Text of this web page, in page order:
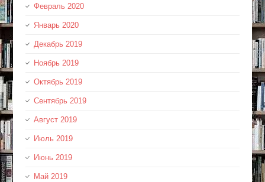
Февраль 2020
Январь 2020
Декабрь 2019
Ноябрь 2019
Октябрь 2019
Сентябрь 2019
Август 2019
Июль 2019
Июнь 2019
Май 2019